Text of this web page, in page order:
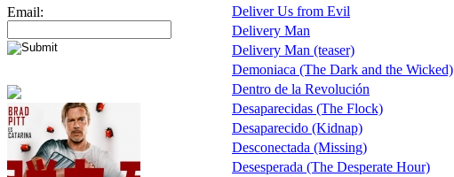
Email:
Deliver Us from Evil
Delivery Man
Delivery Man (teaser)
Demoniaca (The Dark and the Wicked)
Dentro de la Revolución
Desaparecidas (The Flock)
Desaparecido (Kidnap)
Desconectada (Missing)
Desesperada (The Desperate Hour)